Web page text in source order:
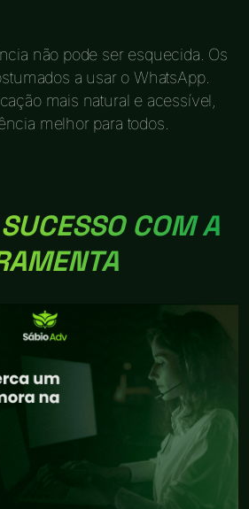
não pode ser esquecida. Os
a usar o WhatsApp.
mais natural e acessível,
melhor para todos.
COM A